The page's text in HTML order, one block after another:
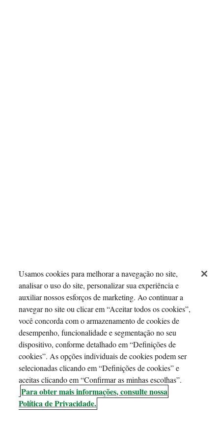
Usamos cookies para melhorar a navegação no site,
analisar o uso do site, personalizar sua experiência e
auxiliar nossos esforços de marketing. Ao continuar a
navegar no site ou clicar em “Aceitar todos os cookies”,
você concorda com o armazenamento de cookies de
desempenho, funcionalidade e segmentação no seu
dispositivo, conforme detalhado em “Definições de
cookies”. As opções individuais de cookies podem ser
selecionadas clicando em “Definições de cookies” e
aceitas clicando em “Confirmar as minhas escolhas”.
Para obter mais informações, consulte nossa
Política de Privacidade.